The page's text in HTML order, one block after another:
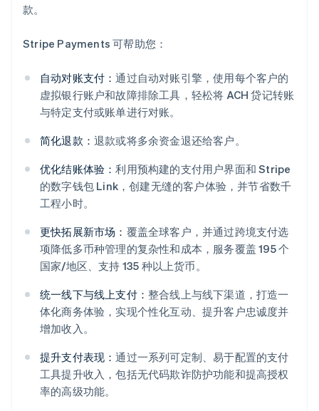
款。
Stripe Payments 可帮助您：
自动对账支付：通过自动对账引擎，使用每个客户的
虚拟银行账户和故障排除工具，轻松将 ACH 贷记转账
与特定支付或账单进行对账。
简化退款： 退款或将多余资金退还给客户。
优化结账体验：利用预构建的支付用户界面和 Stripe
的数字钱包 Link，创建无缝的客户体验，并节省数千
工程小时。
更快拓展新市场： 覆盖全球客户，并通过跨境支付选
项降低多币种管理的复杂性和成本，服务覆盖 195 个
国家/地区、支持 135 种以上货币。
统一线下与线上支付： 整合线上与线下渠道，打造一
体化商务体验，实现个性化互动、提升客户忠诚度并
增加收入。
提升支付表现：通过一系列可定制、易于配置的支付
工具提升收入，包括无代码欺诈防护功能和提高授权
率的高级功能。
阿联酋
English
爱尔兰